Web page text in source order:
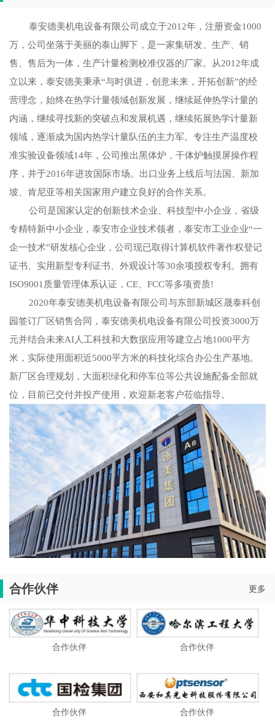
泰安德美机电设备有限公司成立于2012年，注册资金1000
万，公司坐落于美丽的泰山脚下，是一家集研发、生产、销
售、售后为一体，生产计量检测校准仪器的厂家。从2012年成
立以来，泰安德美秉承“与时俱进，创意未来，开拓创新”的经
营理念，始终在热学计量领域创新发展，继续延伸热学计量的
内涵，继续寻找新的突破点和发展机遇，继续拓展热学计量新
领域，逐渐成为国内热学计量队伍的主力军。专注生产温度校
准实验设备领域14年，公司推出黑体炉，干体炉触摸屏操作程
序，并于2016年进攻国际市场。出口业务上线后与法国、新加
坡、肯尼亚等相关国家用户建立良好的合作关系。
公司是国家认定的创新技术企业、科技型中小企业，省级
专精特新中小企业，泰安市企业技术领者，泰安市工业企业“一
企一技术”研发核心企业，公司现已取得计算机软件著作权登记
证书、实用新型专利证书、外观设计等30余项授权专利。拥有
ISO9001质量管理体系认证，CE、FCC等多项资质!
2020年泰安德美机电设备有限公司与东部新城区晟泰科创
园签订厂区销售合同，泰安德美机电设备有限公司投资3000万
元并结合未来AI人工科技和大数据应用等建立占地1000平方
米，实际使用面积近5000平方米的科技化综合办公生产基地。
新厂区合理规划，大面积绿化和停车位等公共设施配备全部就
位，目前已交付并投产使用，欢迎新老客户莅临指导。
合作伙伴 更多
合作伙伴 合作伙伴
合作伙伴 合作伙伴